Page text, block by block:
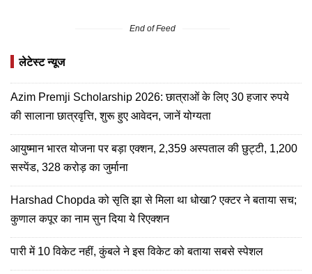
End of Feed
लेटेस्ट न्यूज
Azim Premji Scholarship 2026: छात्राओं के लिए 30 हजार रुपये
की सालाना छात्रवृत्ति, शुरू हुए आवेदन, जानें योग्यता
आयुष्मान भारत योजना पर बड़ा एक्शन, 2,359 अस्पताल की छुट्टी, 1,200
सस्पेंड, 328 करोड़ का जुर्माना
Harshad Chopda को सृति झा से मिला था धोखा? एक्टर ने बताया सच;
कुणाल कपूर का नाम सुन दिया ये रिएक्शन
पारी में 10 विकेट नहीं, कुंबले ने इस विकेट को बताया सबसे स्पेशल